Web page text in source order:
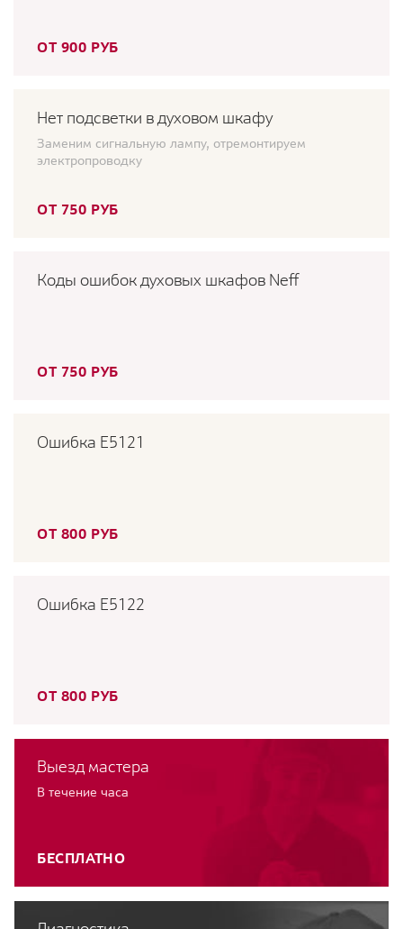
ОТ 900 РУБ
Нет подсветки в духовом шкафу
Заменим сигнальную лампу, отремонтируем
электропроводку
ОТ 750 РУБ
Коды ошибок духовых шкафов Neff
ОТ 750 РУБ
Ошибка E5121
ОТ 800 РУБ
Ошибка E5122
ОТ 800 РУБ
Выезд мастера
В течение часа
БЕСПЛАТНО